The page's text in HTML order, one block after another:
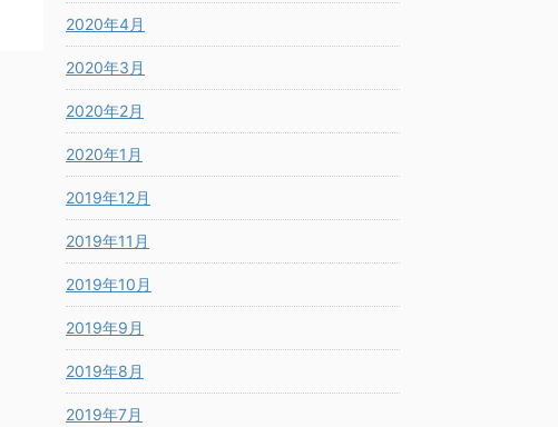
2020年4月
2020年3月
2020年2月
2020年1月
2019年12月
2019年11月
2019年10月
2019年9月
2019年8月
2019年7月